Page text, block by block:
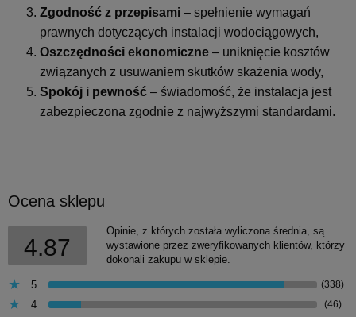
Zgodność z przepisami – spełnienie wymagań
prawnych dotyczących instalacji wodociągowych,
Oszczędności ekonomiczne – uniknięcie kosztów
związanych z usuwaniem skutków skażenia wody,
Spokój i pewność – świadomość, że instalacja jest
zabezpieczona zgodnie z najwyższymi standardami.
Ocena sklepu
4.87
Opinie, z których została wyliczona średnia, są
wystawione przez zweryfikowanych klientów, którzy
dokonali zakupu w sklepie.
5 (338)
4 (46)